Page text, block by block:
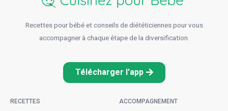
Recettes pour bébé et conseils de diététiciennes pour vous
accompagner à chaque étape de la diversification.
Télécharger l'app
RECETTES ACCOMPAGNEMENT